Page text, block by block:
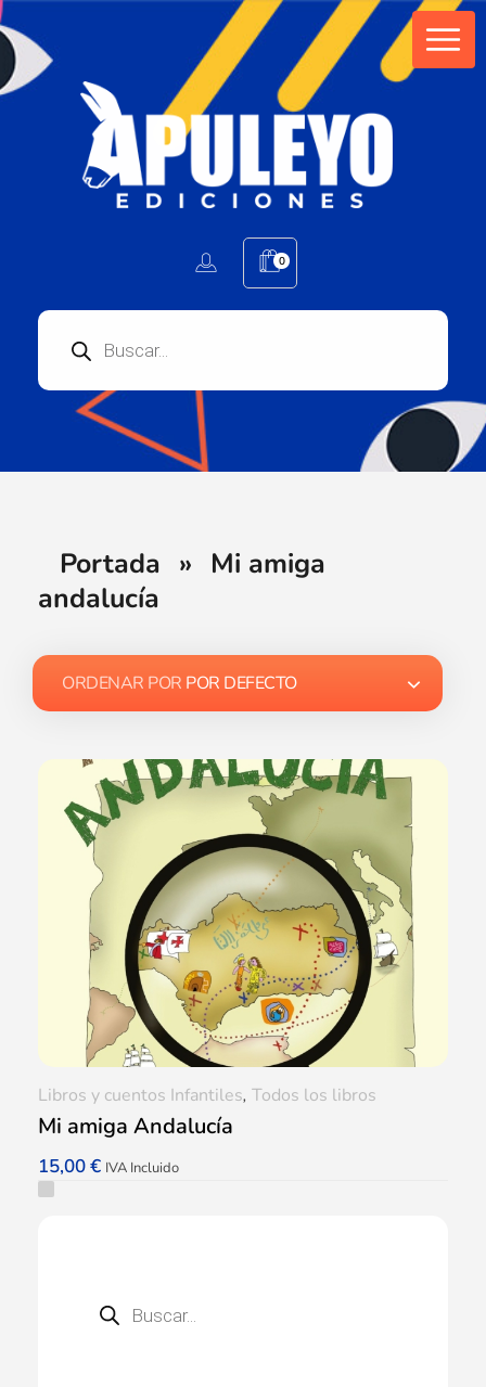
0
Portada » Mi amiga
andalucía
ORDENAR POR POR DEFECTO
Mi amiga Andalucía
15,00€ IVA Incluido
Libros y cuentos Infantiles, Todos los libros